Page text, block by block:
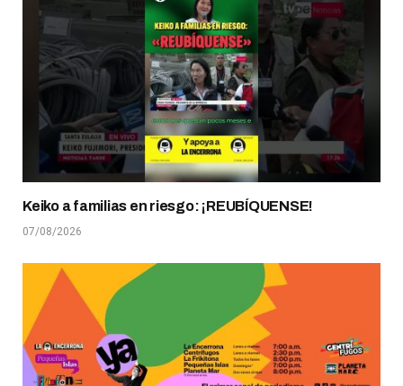
Keiko a familias en riesgo: ¡REUBÍQUENSE!
07/08/2026